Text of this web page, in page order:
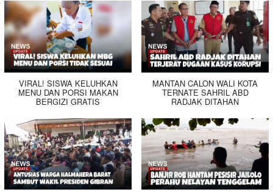
VIRAL! SISWA KELUHKAN
MENU DAN PORSI MAKAN
BERGIZI GRATIS
MANTAN CALON WALI KOTA
TERNATE SAHRIL ABD
RADJAK DITAHAN